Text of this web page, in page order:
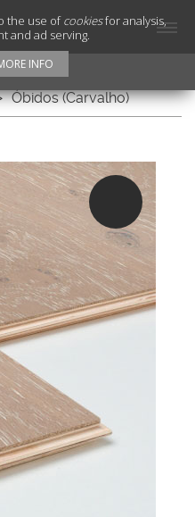
Óbidos (Carvalho)
the use ofcookiesfor analysis,
and ad serving.
INFO